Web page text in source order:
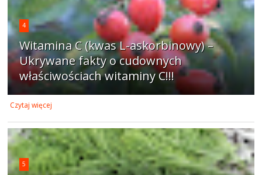
4
Witamina C (kwas L-askorbinowy) –
Ukrywane fakty o cudownych
właściwościach witaminy C!!!
Czytaj więcej
5